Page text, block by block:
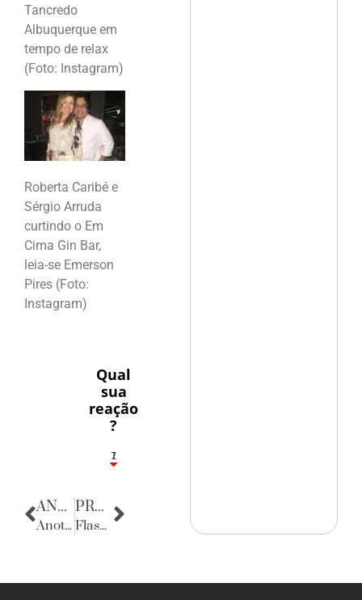
Tancredo
Albuquerque em
tempo de relax
(Foto: Instagram)
Roberta Caribé e
Sérgio Arruda
curtindo o Em
Cima Gin Bar,
leia-se Emerson
Pires (Foto:
Instagram)
Qual
sua
reação
?
1
7
ANTERIOR
Anotações do Cotidiano
PRÓXIMA
Flashes